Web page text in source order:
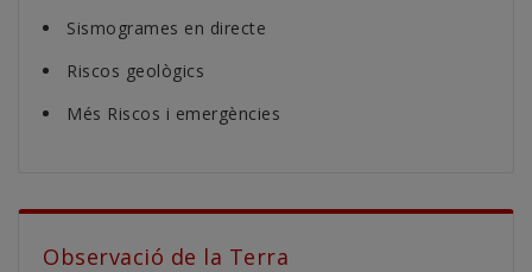
Sismogrames en directe
Riscos geològics
Més Riscos i emergències
Observació de la Terra